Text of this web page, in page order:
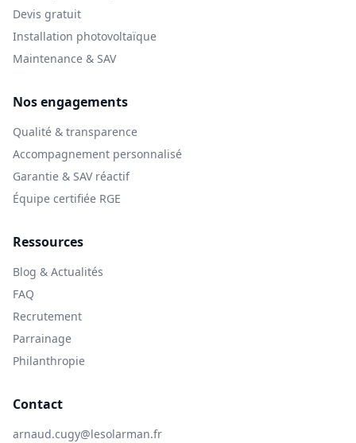
Devis gratuit
Installation photovoltaïque
Maintenance & SAV
Nos engagements
Qualité & transparence
Accompagnement personnalisé
Garantie & SAV réactif
Équipe certifiée RGE
Ressources
Blog & Actualités
FAQ
Recrutement
Parrainage
Philanthropie
Contact
arnaud.cugy@lesolarman.fr